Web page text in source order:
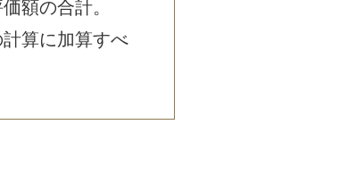
額の合計。
算に加算すべ